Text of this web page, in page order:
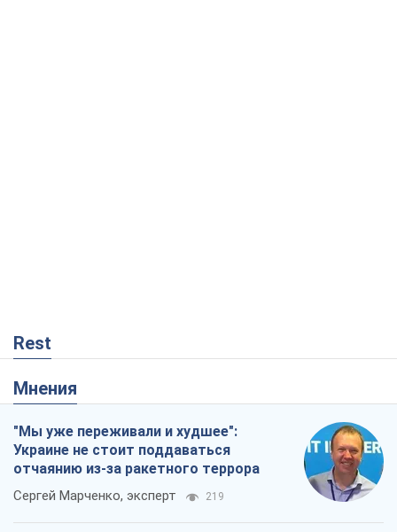
Rest
Мнения
"Мы уже переживали и худшее":
Украине не стоит поддаваться
отчаянию из-за ракетного террора
Сергей Марченко, эксперт 219